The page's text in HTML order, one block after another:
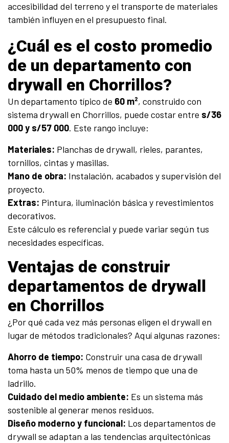
accesibilidad del terreno y el transporte de materiales
también influyen en el presupuesto final.
¿Cuál es el costo promedio
de un departamento con
drywall en Chorrillos?
Un departamento típico de 60 m², construido con
sistema drywall en Chorrillos, puede costar entre s/36
000 y s/57 000. Este rango incluye:
Materiales: Planchas de drywall, rieles, parantes,
tornillos, cintas y masillas.
Mano de obra: Instalación, acabados y supervisión del
proyecto.
Extras: Pintura, iluminación básica y revestimientos
decorativos.
Este cálculo es referencial y puede variar según tus
necesidades específicas.
Ventajas de construir
departamentos de drywall
en Chorrillos
¿Por qué cada vez más personas eligen el drywall en
lugar de métodos tradicionales? Aquí algunas razones:
Ahorro de tiempo: Construir una casa de drywall
toma hasta un 50% menos de tiempo que una de
ladrillo.
Cuidado del medio ambiente: Es un sistema más
sostenible al generar menos residuos.
Diseño moderno y funcional: Los departamentos de
drywall se adaptan a las tendencias arquitectónicas